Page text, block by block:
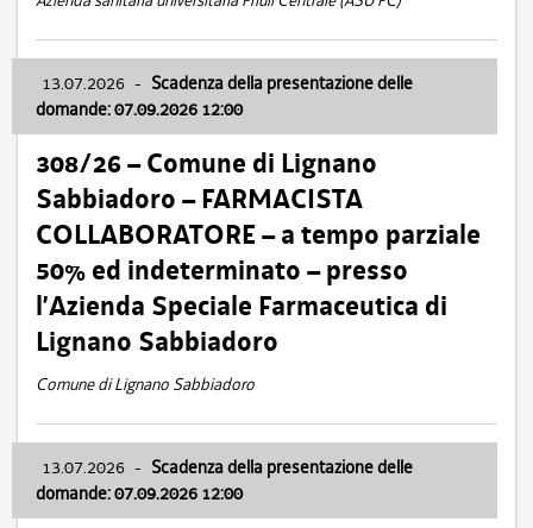
13.07.2026 - Scadenza della presentazione delle
domande: 07.09.2026 12:00
308/26 – Comune di Lignano
Sabbiadoro – FARMACISTA
COLLABORATORE – a tempo parziale
50% ed indeterminato – presso
l’Azienda Speciale Farmaceutica di
Lignano Sabbiadoro
Comune di Lignano Sabbiadoro
13.07.2026 - Scadenza della presentazione delle
domande: 07.09.2026 12:00